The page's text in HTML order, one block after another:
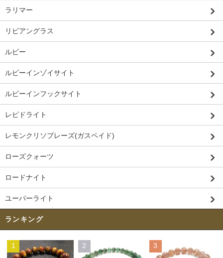
ラリマー
リビアングラス
ルビー
ルビーインゾイサイト
ルビーインフックサイト
レピドライト
レモンクリソプレーズ(ガスペイド)
ローズクォーツ
ロードナイト
ユーパーライト
ランキング
1 2 3